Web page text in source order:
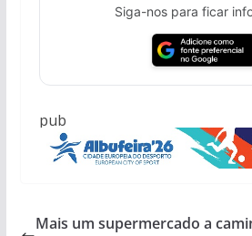
Siga-nos para ficar
pub
Mais um supermercado a